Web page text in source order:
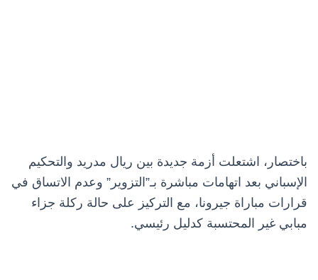
باختصار، اشتعلت أزمة جديدة بين ريال مدريد والتحكيم
الإسباني بعد اتهامات مباشرة بـ”التزوير” وعدم الاتساق في
قرارات مباراة جيرونا، مع التركيز على حالة ركلة جزاء
مبابي غير المحتسبة كدليل رئيسي.